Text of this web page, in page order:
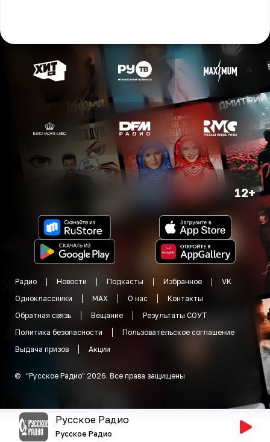
12+
Радио Новости Подкасты Избранное
VK
Одноклассники
MAX О нас
Контакты
Обратная связь
Вещание
Результаты СОУТ
Политика безопасности
Пользовательское соглашение
Выдача призов
Акции
© "Русское Радио" 2026. Все права защищены
Русское Радио
Русское Радио